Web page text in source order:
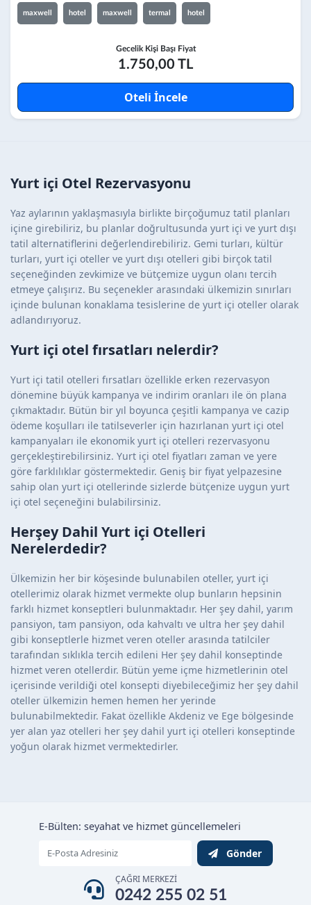
maxwell hotel maxwell termal hotel
Gecelik Kişi Başı Fiyat
1.750,00 TL
Oteli İncele
Yurt içi Otel Rezervasyonu
Yaz aylarının yaklaşmasıyla birlikte birçoğumuz tatil planları
içine girebiliriz, bu planlar doğrultusunda yurt içi ve yurt dışı
tatil alternatiflerini değerlendirebiliriz. Gemi turları, kültür
turları, yurt içi oteller ve yurt dışı otelleri gibi birçok tatil
seçeneğinden zevkimize ve bütçemize uygun olanı tercih
etmeye çalışırız. Bu seçenekler arasındaki ülkemizin sınırları
içinde bulunan konaklama tesislerine de yurt içi oteller olarak
adlandırıyoruz.
Yurt içi otel fırsatları nelerdir?
Yurt içi tatil otelleri fırsatları özellikle erken rezervasyon
dönemine büyük kampanya ve indirim oranları ile ön plana
çıkmaktadır. Bütün bir yıl boyunca çeşitli kampanya ve cazip
ödeme koşulları ile tatilseverler için hazırlanan yurt içi otel
kampanyaları ile ekonomik yurt içi otelleri rezervasyonu
gerçekleştirebilirsiniz. Yurt içi otel fiyatları zaman ve yere
göre farklılıklar göstermektedir. Geniş bir fiyat yelpazesine
sahip olan yurt içi otellerinde sizlerde bütçenize uygun yurt
içi otel seçeneğini bulabilirsiniz.
Herşey Dahil Yurt içi Otelleri
Nerelerdedir?
Ülkemizin her bir köşesinde bulunabilen oteller, yurt içi
otellerimiz olarak hizmet vermekte olup bunların hepsinin
farklı hizmet konseptleri bulunmaktadır. Her şey dahil, yarım
pansiyon, tam pansiyon, oda kahvaltı ve ultra her şey dahil
gibi konseptlerle hizmet veren oteller arasında tatilciler
tarafından sıklıkla tercih edileni Her şey dahil konseptinde
hizmet veren otellerdir. Bütün yeme içme hizmetlerinin otel
içerisinde verildiği otel konsepti diyebileceğimiz her şey dahil
oteller ülkemizin hemen hemen her yerinde
bulunabilmektedir. Fakat özellikle Akdeniz ve Ege bölgesinde
yer alan yaz otelleri her şey dahil yurt içi otelleri konseptinde
yoğun olarak hizmet vermektedirler.
E-Bülten: seyahat ve hizmet güncellemeleri
Gönder
ÇAĞRI MERKEZİ
0242 255 02 51